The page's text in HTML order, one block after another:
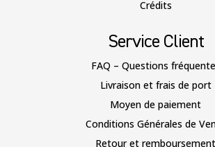
Crédits
Service Client
FAQ – Questions
Livraison et frais de port
Moyen de paiement
Conditions Générales de
Retour et remboursement